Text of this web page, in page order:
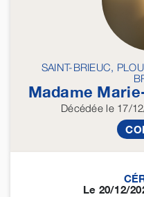
SAINT-BRIEUC,
Madame
Décédéele 17/
Le 20/12/